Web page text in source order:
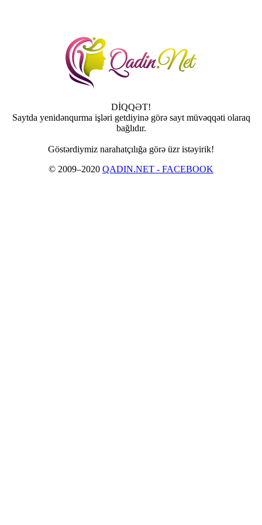
DİQQƏT!
Saytda yenidənqurma işləri getdiyinə görə sayt müvəqqəti olaraq
bağlıdır.
Göstərdiymiz narahatçılığa görə üzr istəyirik!
© 2009–2020 QADIN.NET - FACEBOOK